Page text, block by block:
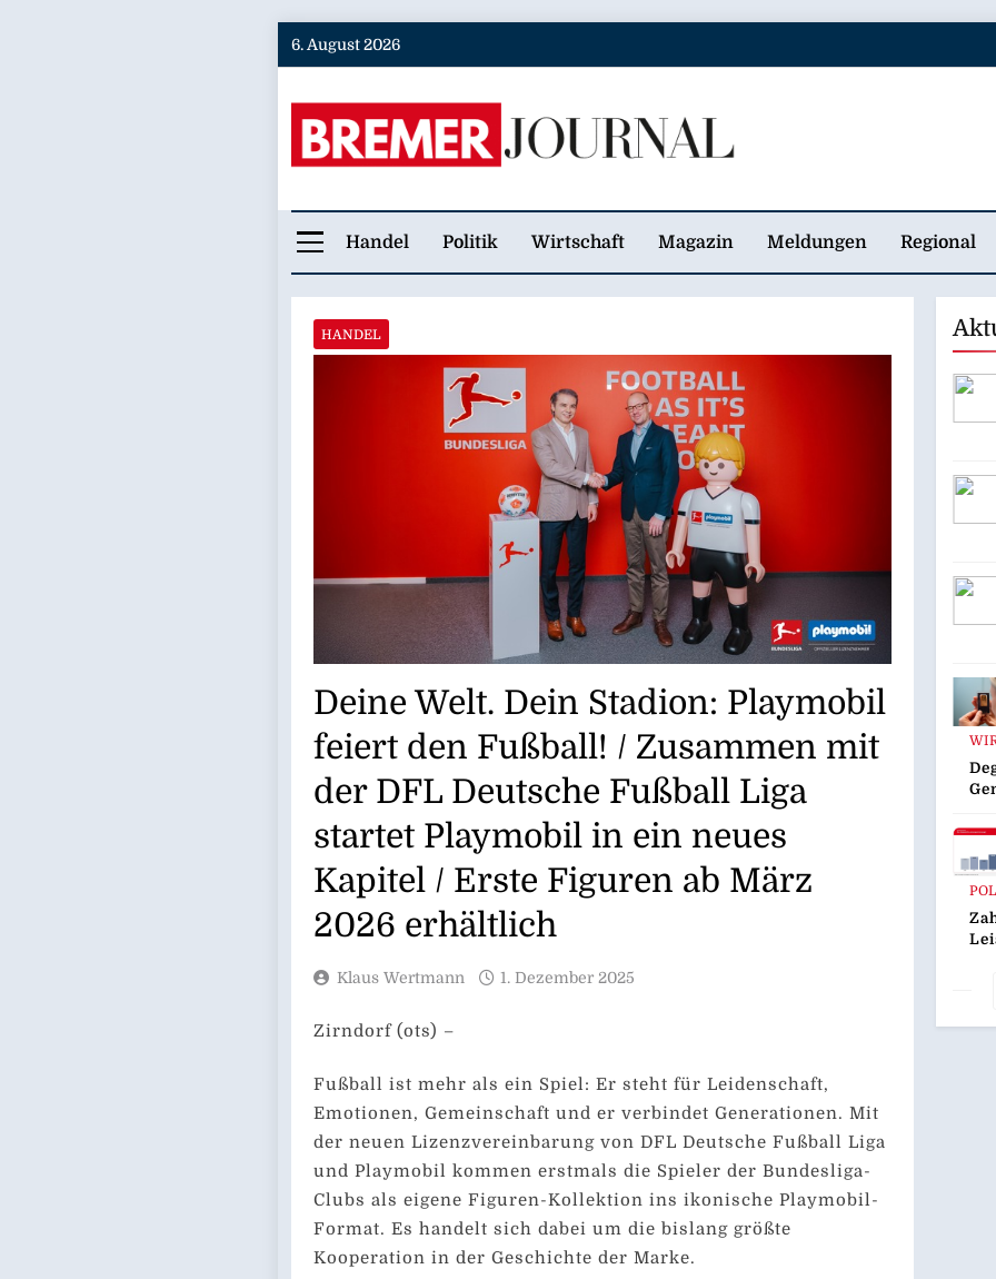
Skip
6. August 2026
Bremer Journal
Handel Politik Wirtschaft Magazin Meldungen Regional
HANDEL
Deine Welt. Dein Stadion: Playmobil
feiert den Fußball! / Zusammen mit
der DFL Deutsche Fußball Liga
startet Playmobil in ein neues
Kapitel / Erste Figuren ab März
2026 erhältlich
Klaus Wertmann 1. Dezember 2025
Zirndorf (ots) –
Fußball ist mehr als ein Spiel: Er steht für Leidenschaft,
Emotionen, Gemeinschaft und er verbindet Generationen. Mit
der neuen Lizenzvereinbarung von DFL Deutsche Fußball Liga
und Playmobil kommen erstmals die Spieler der Bundesliga-
Clubs als eigene Figuren-Kollektion ins ikonische Playmobil-
Format. Es handelt sich dabei um die bislang größte
Kooperation in der Geschichte der Marke.